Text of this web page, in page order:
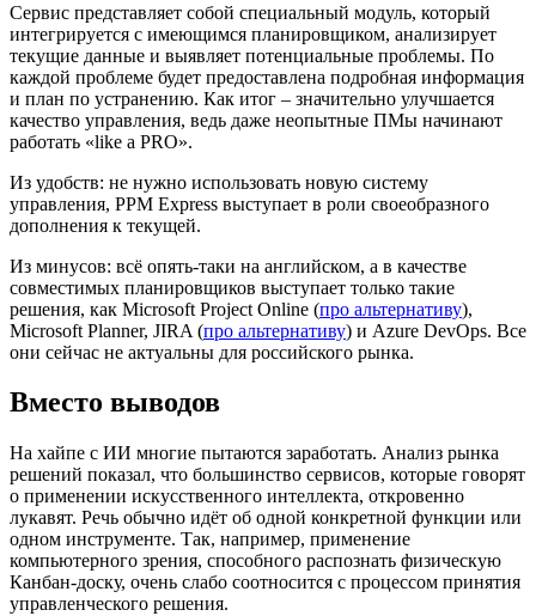
Сервис представляет собой специальный модуль, который
интегрируется с имеющимся планировщиком, анализирует
текущие данные и выявляет потенциальные проблемы. По
каждой проблеме будет предоставлена подробная информация
и план по устранению. Как итог – значительно улучшается
качество управления, ведь даже неопытные ПМы начинают
работать «like a PRO».
Из удобств: не нужно использовать новую систему
управления, PPM Express выступает в роли своеобразного
дополнения к текущей.
Из минусов: всё опять-таки на английском, а в качестве
совместимых планировщиков выступает только такие
решения, как Microsoft Project Online (про альтернативу),
Microsoft Planner, JIRA (про альтернативу) и Azure DevOps. Все
они сейчас не актуальны для российского рынка.
Вместо выводов
На хайпе с ИИ многие пытаются заработать. Анализ рынка
решений показал, что большинство сервисов, которые говорят
о применении искусственного интеллекта, откровенно
лукавят. Речь обычно идёт об одной конкретной функции или
одном инструменте. Так, например, применение
компьютерного зрения, способного распознать физическую
Канбан-доску, очень слабо соотносится с процессом принятия
управленческого решения.